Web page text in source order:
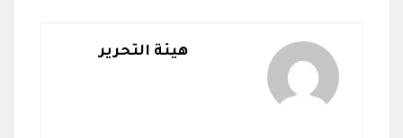
هيئة التحرير